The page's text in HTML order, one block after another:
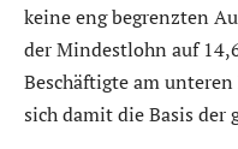
keine eng begrenzten
der Mindestlohn auf
Beschäftigte am
sich damit die Basis der